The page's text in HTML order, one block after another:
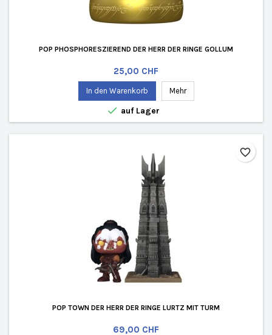
POP PHOSPHORESZIEREND DER HERR DER RINGE GOLLUM
Preis
25,00 CHF
In den Warenkorb Mehr
 auf Lager
POP TOWN DER HERR DER RINGE LURTZ MIT TURM
Preis
69,00 CHF
favorite_border